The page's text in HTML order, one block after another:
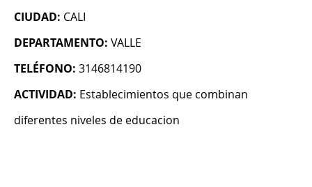
CIUDAD: CALI
DEPARTAMENTO: VALLE
TELÉFONO: 3146814190
ACTIVIDAD: Establecimientos que combinan
diferentes niveles de educacion